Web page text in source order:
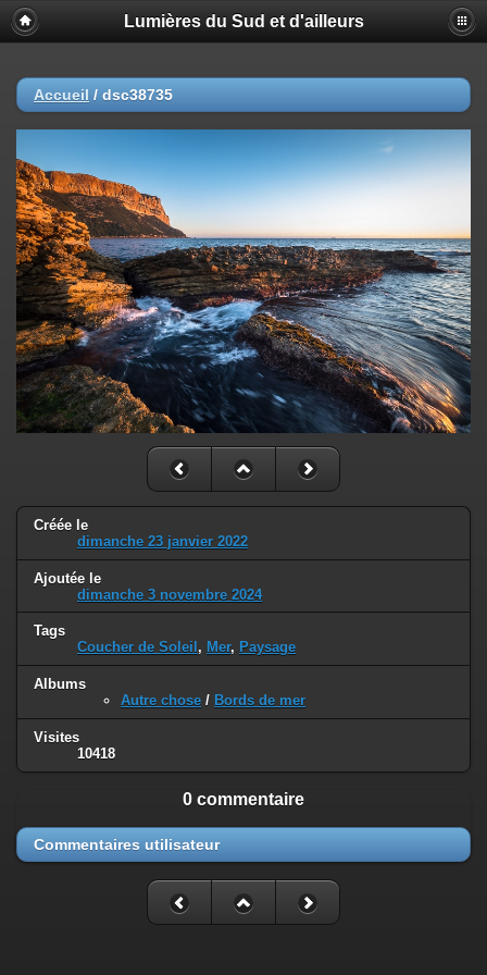
Lumières du Sud et d'ailleurs
Accueil / dsc38735
Créée le
dimanche 23 janvier 2022
Ajoutée le
dimanche 3 novembre 2024
Tags
Coucher de Soleil , Mer, Paysage
Albums
Autre chose / Bords de mer
Visites
10418
0 commentaire
Commentaires utilisateur